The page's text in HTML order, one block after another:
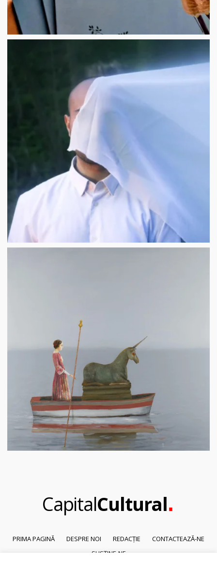
CapitalCultural.
PRIMA PAGINĂ DESPRE NOI REDACȚIE
CONTACTEAZĂ-NE
SUSȚINE-NE